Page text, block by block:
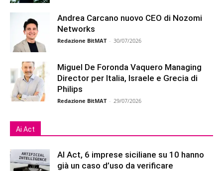
Andrea Carcano nuovo CEO di Nozomi
Networks
Redazione BitMAT - 30/07/2026
Miguel De Foronda Vaquero Managing
Director per Italia, Israele e Grecia di
Philips
Redazione BitMAT - 29/07/2026
Ai Act
AI Act, 6 imprese siciliane su 10 hanno
già un caso d’uso da verificare